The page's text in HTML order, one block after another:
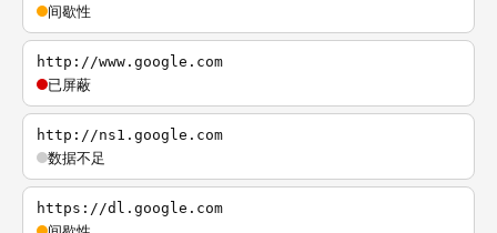
间歇性
http://www.google.com
已屏蔽
http://ns1.google.com
数据不足
https://dl.google.com